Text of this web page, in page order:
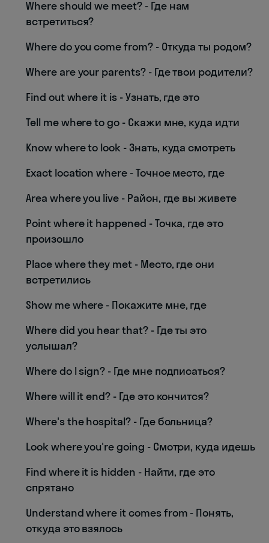
Where should we meet? - Где нам
встретиться?
Where do you come from? - Откуда ты родом?
Where are your parents? - Где твои родители?
Find out where it is - Узнать, где это
Tell me where to go - Скажи мне, куда идти
Know where to look - Знать, куда смотреть
Exact location where - Точное место, где
Area where you live - Район, где вы живете
Point where it happened - Точка, где это
произошло
Place where they met - Место, где они
встретились
Show me where - Покажите мне, где
Where did you hear that? - Где ты это
услышал?
Where do I sign? - Где мне подписаться?
Where will it end? - Где это кончится?
Where's the hospital? - Где больница?
Look where you're going - Смотри, куда идешь
Find where it is hidden - Найти, где это
спрятано
Understand where it comes from - Понять,
откуда это взялось